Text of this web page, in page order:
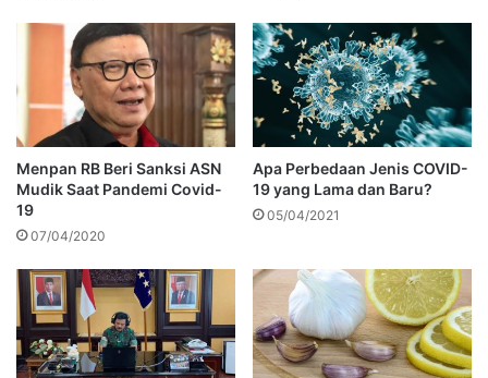
Menpan RB Beri Sanksi ASN
Mudik Saat Pandemi Covid-
19
07/04/2020
Apa Perbedaan Jenis COVID-
19 yang Lama dan Baru?
05/04/2021